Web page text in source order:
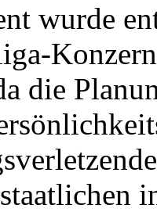
wurde
die